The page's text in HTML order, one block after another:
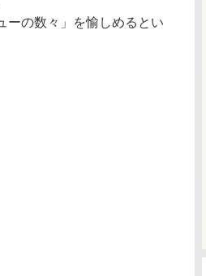
ーの数々」を愉しめるとい